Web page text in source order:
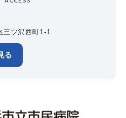
三ツ沢西町1-1
る